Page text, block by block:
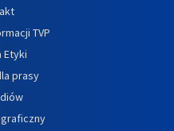
TVP
Etyki
prasy